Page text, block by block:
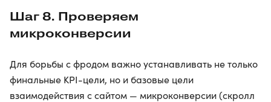
Шаг 8. Проверяем
микроконверсии
Для борьбы с фродом важно устанавливать не только
финальные KPI-цели, но и базовые цели
взаимодействия с сайтом — микроконверсии (скролл